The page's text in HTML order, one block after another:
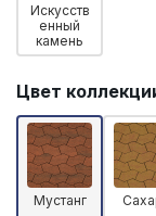
Искусств
енный
камень
Цвет
Мустанг